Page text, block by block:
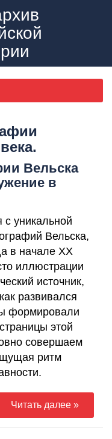
Вельска
в
уникальной
Вельска,
в начале ХХ
иллюстрации
источник,
развивался
формировали
этой
совершаем
ритм
Читать далее »